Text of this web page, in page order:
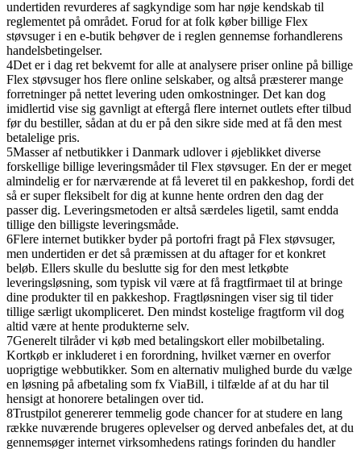
undertiden revurderes af sagkyndige som har nøje kendskab til
reglementet på området. Forud for at folk køber billige Flex
støvsuger i en e-butik behøver de i reglen gennemse forhandlerens
handelsbetingelser.
4Det er i dag ret bekvemt for alle at analysere priser online på billige
Flex støvsuger hos flere online selskaber, og altså præsterer mange
forretninger på nettet levering uden omkostninger. Det kan dog
imidlertid vise sig gavnligt at eftergå flere internet outlets efter tilbud
før du bestiller, sådan at du er på den sikre side med at få den mest
betalelige pris.
5Masser af netbutikker i Danmark udlover i øjeblikket diverse
forskellige billige leveringsmåder til Flex støvsuger. En der er meget
almindelig er for nærværende at få leveret til en pakkeshop, fordi det
så er super fleksibelt for dig at kunne hente ordren den dag der
passer dig. Leveringsmetoden er altså særdeles ligetil, samt endda
tillige den billigste leveringsmåde.
6Flere internet butikker byder på portofri fragt på Flex støvsuger,
men undertiden er det så præmissen at du aftager for et konkret
beløb. Ellers skulle du beslutte sig for den mest letkøbte
leveringsløsning, som typisk vil være at få fragtfirmaet til at bringe
dine produkter til en pakkeshop. Fragtløsningen viser sig til tider
tillige særligt ukompliceret. Den mindst kostelige fragtform vil dog
altid være at hente produkterne selv.
7Generelt tilråder vi køb med betalingskort eller mobilbetaling.
Kortkøb er inkluderet i en forordning, hvilket værner en overfor
uoprigtige webbutikker. Som en alternativ mulighed burde du vælge
en løsning på afbetaling som fx ViaBill, i tilfælde af at du har til
hensigt at honorere betalingen over tid.
8Trustpilot genererer temmelig gode chancer for at studere en lang
række nuværende brugeres oplevelser og derved anbefales det, at du
gennemsøger internet virksomhedens ratings forinden du handler